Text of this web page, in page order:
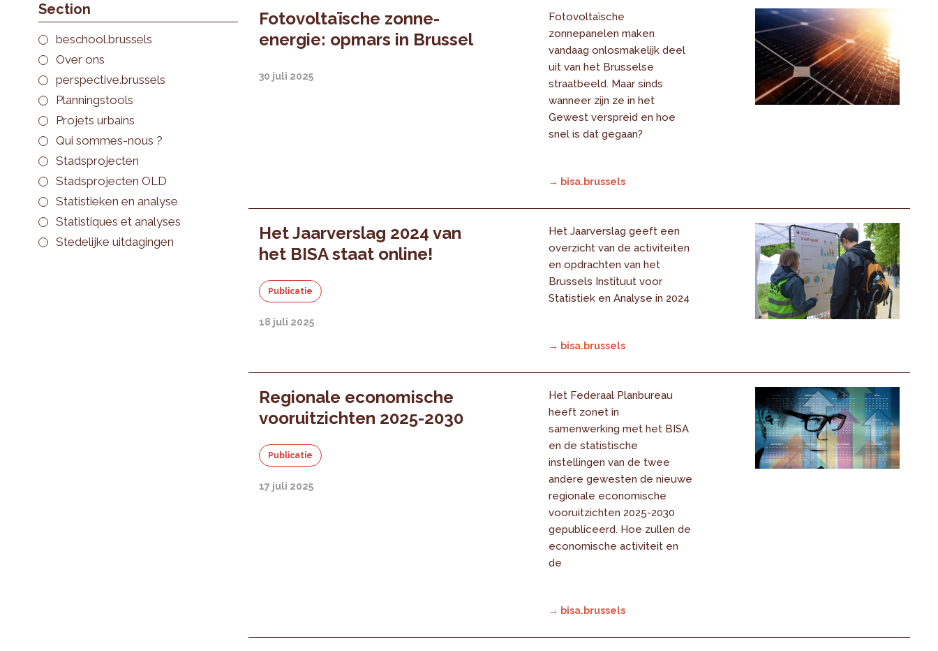
Section
beschool.brussels
Over ons
perspective.brussels
Planningstools
Projets urbains
Qui sommes-nous ?
Stadsprojecten
Stadsprojecten OLD
Statistieken en analyse
Statistiques et analyses
Stedelijke uitdagingen
Fotovoltaïsche zonne-
energie: opmars in Brussel
30 juli 2025
Fotovoltaïsche
zonnepanelen maken
vandaag onlosmakelijk deel
uit van het Brusselse
straatbeeld. Maar sinds
wanneer zijn ze in het
Gewest verspreid en hoe
snel is dat gegaan?
→ bisa.brussels
Het Jaarverslag 2024 van
het BISA staat online!
Publicatie
18 juli 2025
Het Jaarverslag geeft een
overzicht van de activiteiten
en opdrachten van het
Brussels Instituut voor
Statistiek en Analyse in 2024
→ bisa.brussels
Regionale economische
vooruitzichten 2025-2030
Publicatie
17 juli 2025
Het Federaal Planbureau
heeft zonet in
samenwerking met het BISA
en de statistische
instellingen van de twee
andere gewesten de nieuwe
regionale economische
vooruitzichten 2025-2030
gepubliceerd. Hoe zullen de
economische activiteit en
de
→ bisa.brussels